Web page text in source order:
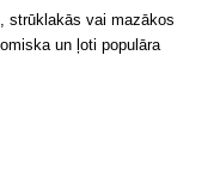
strūklakās vai mazākos
un ļoti populāra